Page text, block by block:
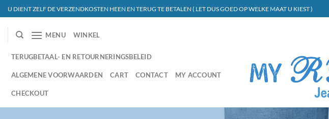
Ga
naar
inhoud
U DIENT ZELF DE VERZENDKOSTEN HEEN EN TERUG TE BETALEN ( LET DUS GOED OP WELKE MAAT U KIEST )
MENU WINKEL
TERUGBETAAL- EN RETOURNERINGSBELEID
ALGEMENE VOORWAARDEN CART CONTACT MY ACCOUNT
CHECKOUT